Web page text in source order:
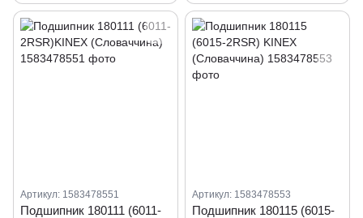
Артикул: 1583478551
Подшипник 180111 (6011-
Артикул: 1583478553
Подшипник 180115 (6015-